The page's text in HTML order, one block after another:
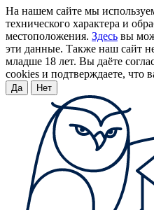
На нашем сайте мы
технического характера и
местоположения. Здесь вы
эти данные. Также наш сайт
младше 18 лет. Вы даёте
cookies и подтверждаете, что
Да Нет